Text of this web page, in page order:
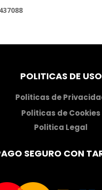
POLITICAS DE USO
Politicas de
Politicas de Cookies
Politica Legal
SEGURO CON